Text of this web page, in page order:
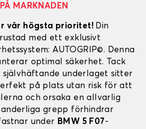
PÅ MARKNADEN
vår högsta prioritet! Din
med ett exklusivt
AUTOGRIP©. Denna
optimal säkerhet. Tack
underlaget sitter
på plats utan risk för att
och orsaka en allvarlig
grepp förhindrar
under BMW 5 F07-